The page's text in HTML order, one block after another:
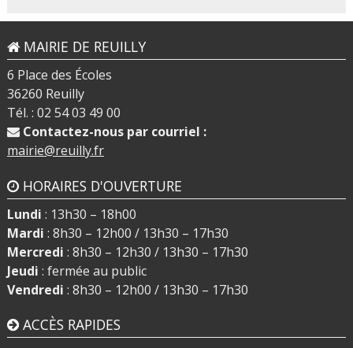
MAIRIE DE REUILLY
6 Place des Écoles
36260 Reuilly
Tél. : 02 54 03 49 00
Contactez-nous par courriel :
mairie@reuilly.fr
HORAIRES D'OUVERTURE
Lundi : 13h30 – 18h00
Mardi : 8h30 – 12h00 / 13h30 – 17h30
Mercredi : 8h30 – 12h30 / 13h30 – 17h30
Jeudi : fermée au public
Vendredi : 8h30 – 12h00 / 13h30 – 17h30
ACCÈS RAPIDES